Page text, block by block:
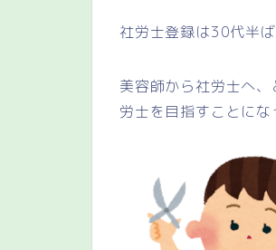
社労士登録は30代半
美容師から社労士へ
労士を目指すことにな